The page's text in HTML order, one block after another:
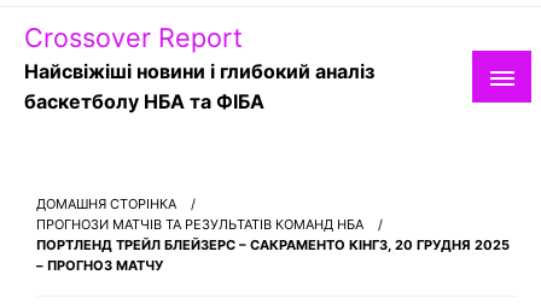
Skip
content
Crossover Report
Найсвіжіші новини і глибокий аналіз
баскетболу НБА та ФІБА
ДОМАШНЯ СТОРІНКА
ПРОГНОЗИ МАТЧІВ ТА РЕЗУЛЬТАТІВ КОМАНД НБА
ПОРТЛЕНД ТРЕЙЛ БЛЕЙЗЕРС – САКРАМЕНТО КІНГЗ, 20 ГРУДНЯ 2025
– ПРОГНОЗ МАТЧУ